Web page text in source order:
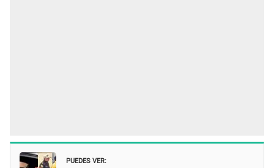
PUEDES VER: